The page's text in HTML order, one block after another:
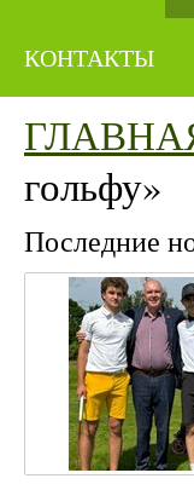
КОНТАКТЫ
гольфу»
Последние